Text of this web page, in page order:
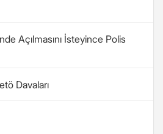
Açılmasını İsteyince Polis
Davaları